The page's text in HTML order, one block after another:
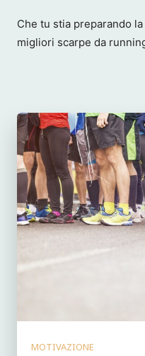
Che tu stia preparando
migliori scarpe da
MOTIVAZIONE